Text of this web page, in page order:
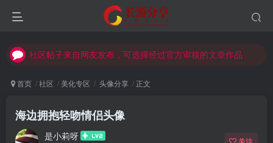
社区帖子来自网友发布，可选择经过官方审核的文章作品
社区帖子来自网友发布，可选择经过官方审核的文章作品
首页 社区 美化专区 头像分享 正文
海边拥抱轻吻情侣头像
是小莉呀 关注